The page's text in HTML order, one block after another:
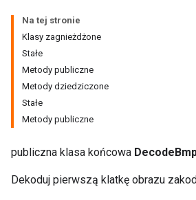
Na tej stronie
Klasy zagnieżdżone
Stałe
Metody publiczne
Metody dziedziczone
Stałe
Metody publiczne
publiczna klasa końcowa
Dekoduj pierwszą klatkę obrazu